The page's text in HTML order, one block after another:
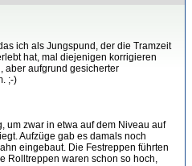
ich als Jungspund, der die Tramzeit
hat, mal diejenigen korrigieren
aber aufgrund gesicherter
;-)
um zwar in etwa auf dem Niveau auf
Aufzüge gab es damals noch
eingebaut. Die Festreppen führten
Rolltreppen waren schon so hoch,